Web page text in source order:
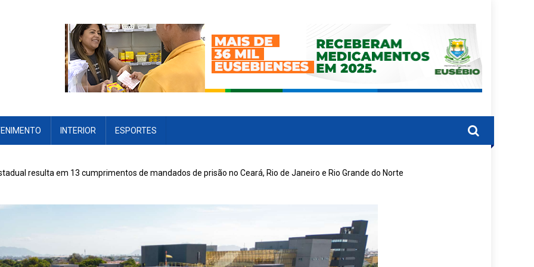
INTERIOR ESPORTES
resulta em 13 cumprimentos de mandados de prisão no Ceará, Rio de Janeiro e Rio Grande do Norte